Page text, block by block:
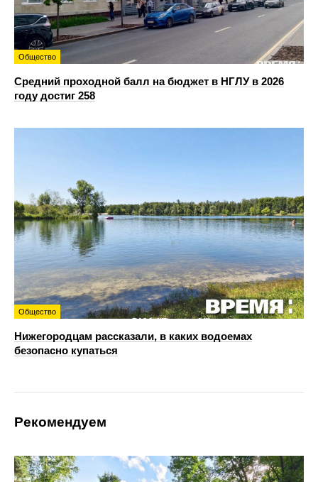
Общество
Средний проходной балл на бюджет в НГЛУ в 2026
году достиг 258
Общество
Нижегородцам рассказали, в каких водоемах
безопасно купаться
Рекомендуем